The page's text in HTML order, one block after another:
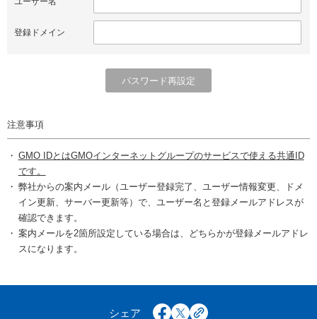
登録ドメイン
注意事項
GMO IDとはGMOインターネットグループのサービスで使える共通ID
です。
弊社からの案内メール（ユーザー登録完了、ユーザー情報変更、ドメ
イン更新、サーバー更新等）で、ユーザー名と登録メールアドレスが
確認できます。
案内メールを2箇所設定している場合は、どちらかが登録メールアドレ
スになります。
シェア facebook
x copy